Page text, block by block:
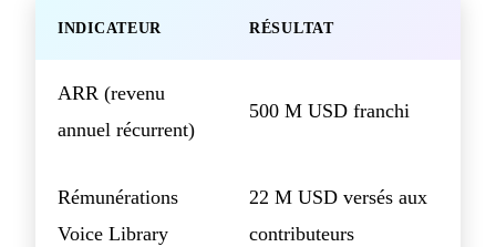
INDICATEUR RÉSULTAT
ARR (revenu
annuel récurrent)
500 M USD franchi
Rémunérations
Voice Library
22 M USD versés aux
contributeurs